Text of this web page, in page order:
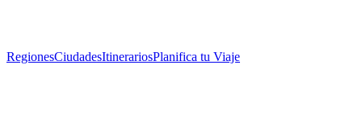
RegionesCiudadesItinerariosPlanifica tu Viaje